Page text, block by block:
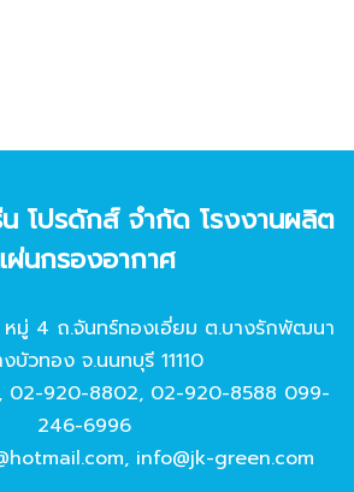
โปรดักส์ จํากัด โรงงานผลิต
ผ่นกรองอากาศ
มู่ 4 ถ.จันทร์ทองเอี่ยม ต.บางรักพัฒนา
บัวทอง จ.นนทบุรี 11110
02-920-8802, 02-920-8588 099-
246-6996
, info@jk-green.com